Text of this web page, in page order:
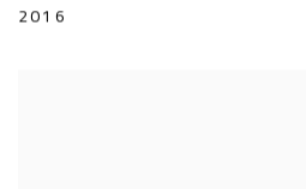
2016